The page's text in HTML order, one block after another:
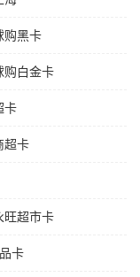
购黑卡
购白金卡
卡
超卡
旺超市卡
卡